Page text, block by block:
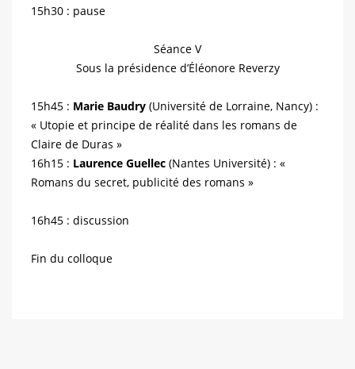
15h30 : pause
Séance V
Sous la présidence d’Éléonore Reverzy
15h45 : Marie Baudry (Université de Lorraine, Nancy) :
« Utopie et principe de réalité dans les romans de
Claire de Duras »
16h15 : Laurence Guellec (Nantes Université) : «
Romans du secret, publicité des romans »
16h45 : discussion
Fin du colloque